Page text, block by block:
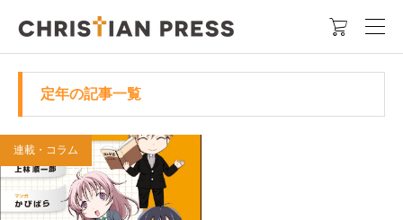

定年の記事一覧
連載・コラム